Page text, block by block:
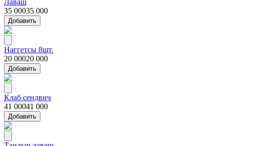
35 00035 000
Добавить
Наггетсы 8шт.
20 00020 000
Добавить
Клаб сендвич
41 00041 000
Добавить